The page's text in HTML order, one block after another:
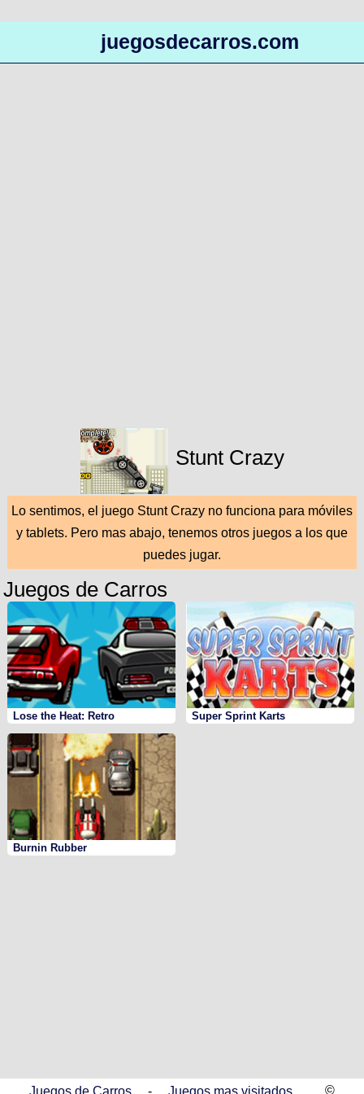
juegosdecarros.com
Stunt Crazy
Lo sentimos, el juego Stunt Crazy no funciona para móviles
y tablets. Pero mas abajo, tenemos otros juegos a los que
puedes jugar.
Juegos de Carros
Lose the Heat: Retro Super Sprint Karts
Burnin Rubber
Juegos de Carros - Juegos mas visitados ©